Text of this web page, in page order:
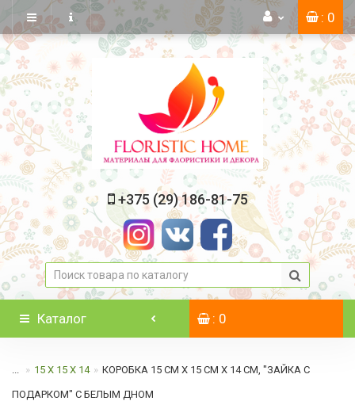
: 0
+375 (29) 186-81-75
Каталог : 0
... 15 Х 15 Х 14 КОРОБКА 15 СМ Х 15 СМ Х 14 СМ, "ЗАЙКА С
ПОДАРКОМ" C БЕЛЫМ ДНОМ